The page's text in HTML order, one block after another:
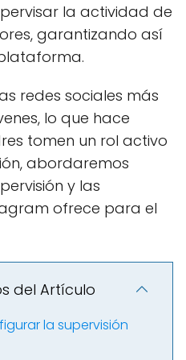
la actividad de
garantizando así
redes sociales más
lo que hace
tomen un rol activo
abordaremos
y las
ofrece para el
del Artículo
la supervisión